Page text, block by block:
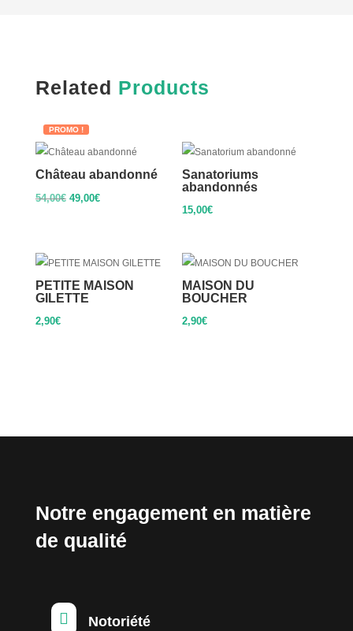
Related Products
PROMO !
Château abandonné
54,00€ Le
était :
54,00€.
49,00€Le
est :
49,00€.
Sanatoriums
abandonnés
15,00€
PETITE MAISON
GILETTE
2,90€
MAISON DU
BOUCHER
2,90€
Notre engagement en matière
de qualité
 Notoriété